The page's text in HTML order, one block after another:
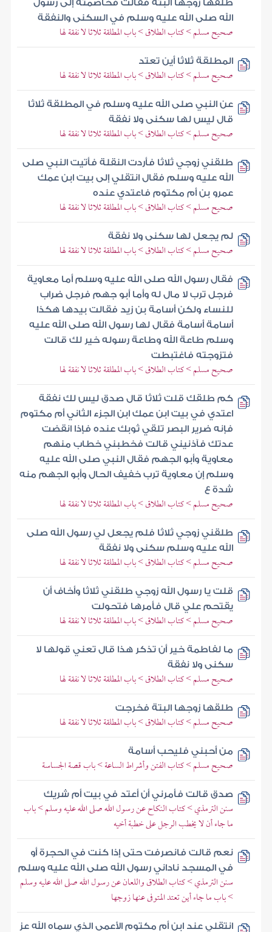
طلقها زوجها البتة فقالت فخاصمته إلى رسول
الله صلى الله عليه وسلم في السكنى والنفقة
صحيح مسلم > كتاب الطلاق > باب المطلقة ثلاثا لا نفقة لها
المطلقة ثلاثا أين تعتد
صحيح مسلم > كتاب الطلاق > باب المطلقة ثلاثا لا نفقة لها
عن النبي صلى الله عليه وسلم في المطلقة ثلاثا
قال ليس لها سكنى ولا نفقة
صحيح مسلم > كتاب الطلاق > باب المطلقة ثلاثا لا نفقة لها
طلقني زوجي ثلاثا فأردت النقلة فأتيت النبي صلى
الله عليه وسلم فقال انتقلي إلى بيت ابن عمك
عمرو بن أم مكتوم فاعتدي عنده
صحيح مسلم > كتاب الطلاق > باب المطلقة ثلاثا لا نفقة لها
لم يجعل لها سكنى ولا نفقة
صحيح مسلم > كتاب الطلاق > باب المطلقة ثلاثا لا نفقة لها
فقال رسول الله صلى الله عليه وسلم أما معاوية
فرجل ترب لا مال له وأما أبو جهم فرجل ضراب
للنساء ولكن أسامة بن زيد فقالت بيدها هكذا
أسامة أسامة فقال لها رسول الله صلى الله عليه
وسلم طاعة الله وطاعة رسوله خير لك قالت
فتزوجته فاغتبطت
صحيح مسلم > كتاب الطلاق > باب المطلقة ثلاثا لا نفقة لها
كم طلقك قلت ثلاثا قال صدق ليس لك نفقة
اعتدي في بيت ابن عمك ابن الجزء الثاني أم مكتوم
فإنه ضرير البصر تلقي ثوبك عنده فإذا انقضت
عدتك فآذنيني قالت فخطبني خطاب منهم
معاوية وأبو الجهم فقال النبي صلى الله عليه
وسلم إن معاوية ترب خفيف الحال وأبو الجهم منه
شدة ع
صحيح مسلم > كتاب الطلاق > باب المطلقة ثلاثا لا نفقة لها
طلقني زوجي ثلاثا فلم يجعل لي رسول الله صلى
الله عليه وسلم سكنى ولا نفقة
صحيح مسلم > كتاب الطلاق > باب المطلقة ثلاثا لا نفقة لها
قلت يا رسول الله زوجي طلقني ثلاثا وأخاف أن
يقتحم علي قال فأمرها فتحولت
صحيح مسلم > كتاب الطلاق > باب المطلقة ثلاثا لا نفقة لها
ما لفاطمة خير أن تذكر هذا قال تعني قولها لا
سكنى ولا نفقة
صحيح مسلم > كتاب الطلاق > باب المطلقة ثلاثا لا نفقة لها
طلقها زوجها البتة فخرجت
صحيح مسلم > كتاب الطلاق > باب المطلقة ثلاثا لا نفقة لها
من أحبني فليحب أسامة
صحيح مسلم > كتاب الفتن وأشراط الساعة > باب قصة الجساسة
صدق قالت فأمرني أن أعتد في بيت أم شريك
سنن الترمذي > كتاب النكاح عن رسول الله صلى الله عليه وسلم > باب
ما جاء أن لا يخطب الرجل على خطبة أخيه
نعم قالت فانصرفت حتى إذا كنت في الحجرة أو
في المسجد ناداني رسول الله صلى الله عليه وسلم
سنن الترمذي > كتاب الطلاق واللعان عن رسول الله صلى الله عليه وسلم
> باب ما جاء أين تعتد المتوفى عنها زوجها
انتقلي عند ابن أم مكتوم الأعمى الذي سماه الله عز